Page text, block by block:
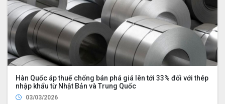
Hàn Quốc áp thuế chống bán phá giá lên tới 33% đối với thép
nhập khẩu từ Nhật Bản và Trung Quốc
03/03/2026